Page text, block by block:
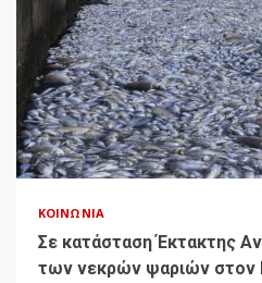
ΚΟΙΝΩΝΊΑ
Σε κατάσταση Έκτακτης
των νεκρών ψαριών στον